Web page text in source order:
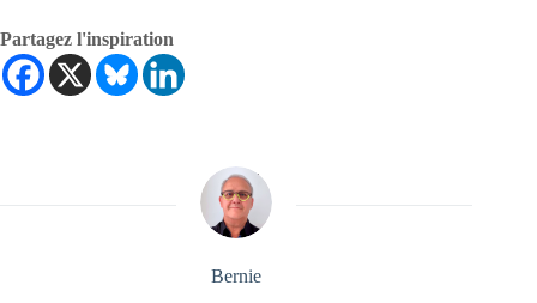
Partagez l'inspiration
Bernie